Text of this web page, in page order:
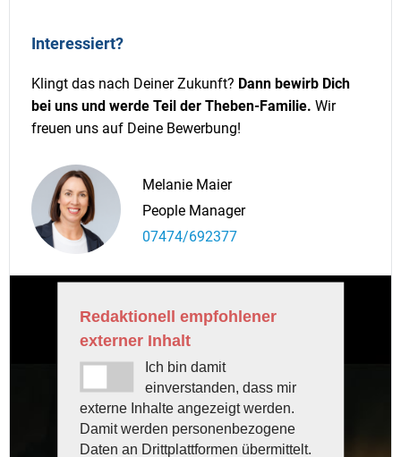
Interessiert?
Klingt das nach Deiner Zukunft? Dann bewirb Dich
bei uns und werde Teil der Theben-Familie. Wir
freuen uns auf Deine Bewerbung!
Melanie Maier
People Manager
07474/692377
Redaktionell empfohlener
externer Inhalt
Ich bin damit
einverstanden, dass mir
externe Inhalte angezeigt werden.
Damit werden personenbezogene
Daten an Drittplattformen übermittelt.